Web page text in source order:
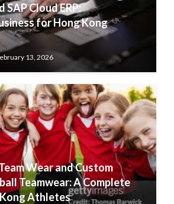
SAP Cloud ERP:
for Hong Kong
13, 2026
Wear and Custom
Teamwear: A Complete
Athletes